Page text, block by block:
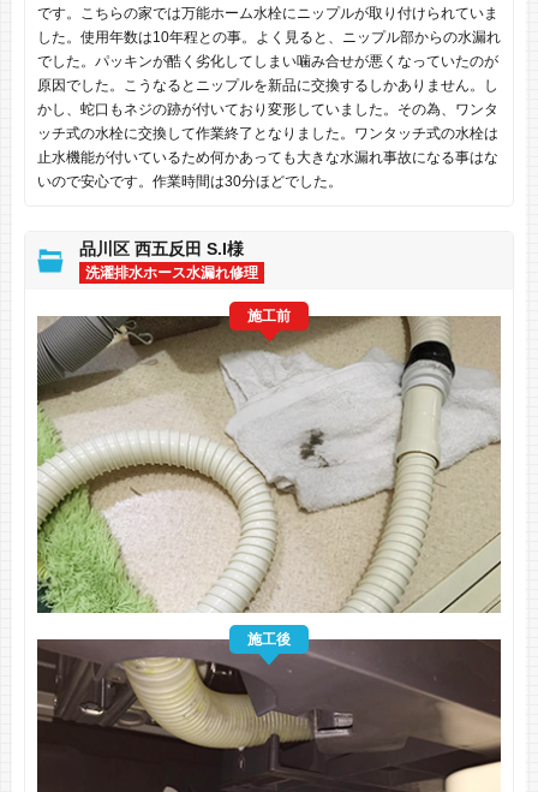
です。こちらの家では万能ホーム水栓にニップルが取り付けられていま
した。使用年数は10年程との事。よく見ると、ニップル部からの水漏れ
でした。パッキンが酷く劣化してしまい噛み合せが悪くなっていたのが
原因でした。こうなるとニップルを新品に交換するしかありません。し
かし、蛇口もネジの跡が付いており変形していました。その為、ワンタ
ッチ式の水栓に交換して作業終了となりました。ワンタッチ式の水栓は
止水機能が付いているため何かあっても大きな水漏れ事故になる事はな
いので安心です。作業時間は30分ほどでした。
品川区 西五反田 S.I様
洗濯排水ホース水漏れ修理
施工前
施工後